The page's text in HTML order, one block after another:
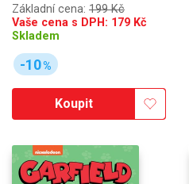
Základní cena: 199 Kč
Vaše cena s DPH: 179 Kč
Skladem
-10%
Koupit